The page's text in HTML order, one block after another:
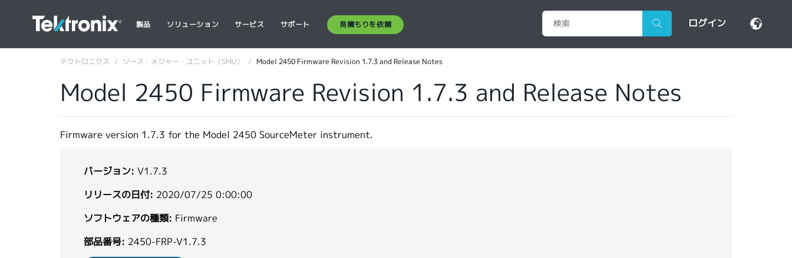
製品 ソリューション サービス サポート 見積もりを依頼 ログイン
テクトロニクス ソース・メジャー・ユニット（SMU） Model 2450 Firmware Revision 1.7.3 and Release Notes
Model 2450 Firmware Revision 1.7.3 and Release Notes
Firmware version 1.7.3 for the Model 2450 SourceMeter instrument.
バージョン: V1.7.3
リリースの日付: 2020/07/25 0:00:00
ソフトウェアの種類: Firmware
部品番号: 2450-FRP-V1.7.3